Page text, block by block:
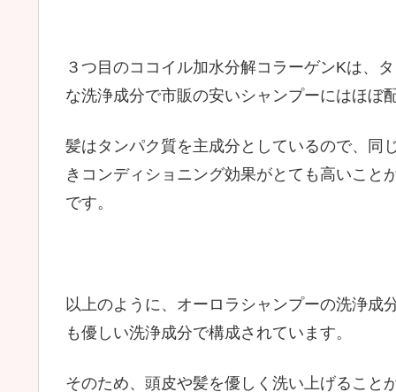
３つ目のココイル加水分解コラーゲンKは、
な洗浄成分で市販の安いシャンプーにはほぼ
髪はタンパク質を主成分としているので、同
きコンディショニング効果がとても高いこと
です。
以上のように、オーロラシャンプーの洗浄成
も優しい洗浄成分で構成されています。
そのため、頭皮や髪を優しく洗い上げること